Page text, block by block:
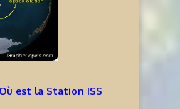
est la Station ISS